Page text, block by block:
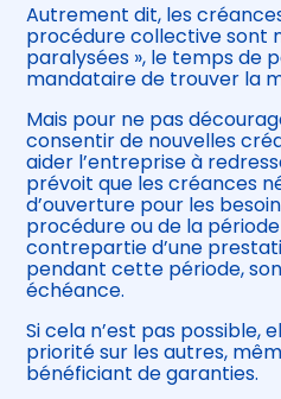
Autrement dit, les
procédure collective sont
paralysées », le temps de
mandataire de trouver la
Mais pour ne pas
consentir de nouvelles
aider l’entreprise à
prévoit que les créances
d’ouverture pour les
procédure ou de la
contrepartie d’une
pendant cette période,
échéance.
Si cela n’est pas possible,
priorité sur les autres,
bénéficiant de garanties.